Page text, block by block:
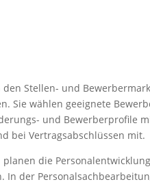
Stellen- und
Sie wählen geeignete
und Bewerberprofile
bei Vertragsabschlüssen mit.
die
der